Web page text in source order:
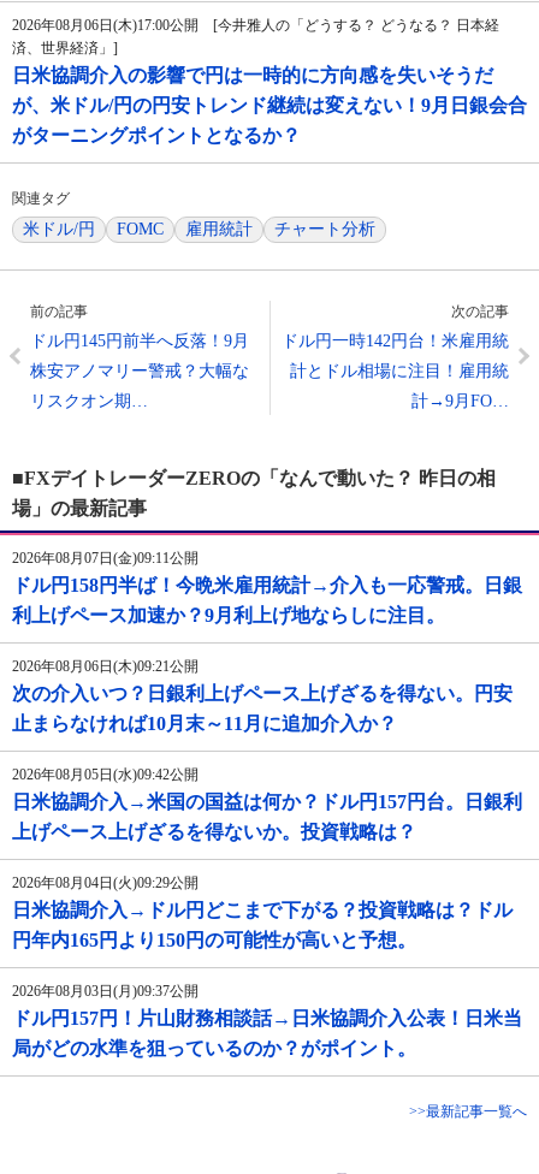
2026年08月06日(木)17:00公開 [今井雅人の「どうする？ どうなる？ 日本経
済、世界経済」]
日米協調介入の影響で円は一時的に方向感を失いそうだ
が、米ドル/円の円安トレンド継続は変えない！9月日銀会合
がターニングポイントとなるか？
関連タグ
米ドル/円 FOMC 雇用統計 チャート分析
前の記事
ドル円145円前半へ反落！9月
株安アノマリー警戒？大幅な
リスクオン期…
次の記事
ドル円一時142円台！米雇用統
計とドル相場に注目！雇用統
計→9月FO…
■FXデイトレーダーZEROの「なんで動いた？ 昨日の相
場」の最新記事
2026年08月07日(金)09:11公開
ドル円158円半ば！今晩米雇用統計→介入も一応警戒。日銀
利上げペース加速か？9月利上げ地ならしに注目。
2026年08月06日(木)09:21公開
次の介入いつ？日銀利上げペース上げざるを得ない。円安
止まらなければ10月末～11月に追加介入か？
2026年08月05日(水)09:42公開
日米協調介入→米国の国益は何か？ドル円157円台。日銀利
上げペース上げざるを得ないか。投資戦略は？
2026年08月04日(火)09:29公開
日米協調介入→ドル円どこまで下がる？投資戦略は？ドル
円年内165円より150円の可能性が高いと予想。
2026年08月03日(月)09:37公開
ドル円157円！片山財務相談話→日米協調介入公表！日米当
局がどの水準を狙っているのか？がポイント。
>>最新記事一覧へ